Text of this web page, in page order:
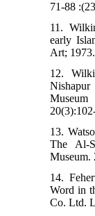
11.
early
Art; 1973.
12.
13.
The Al-
Museum.
14.
Word in
Co. Ltd.